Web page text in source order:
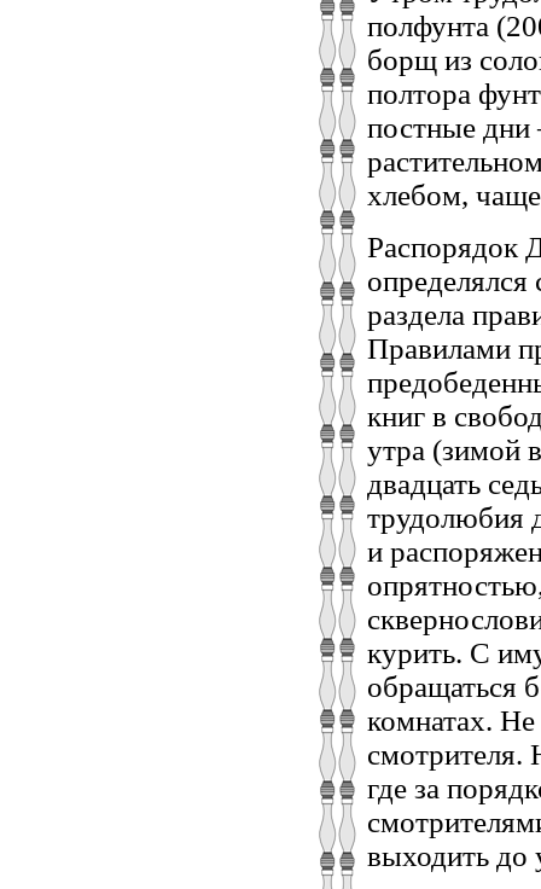
полфунта
борщ из
полтора
постные дни
хлебом,
Распорядок
раздела
Правилами
книг в
утра (зимой
двадцать
трудолюбия
и
курить. С
обращаться
комнатах. Не
смотрителя.
где за
выходить до